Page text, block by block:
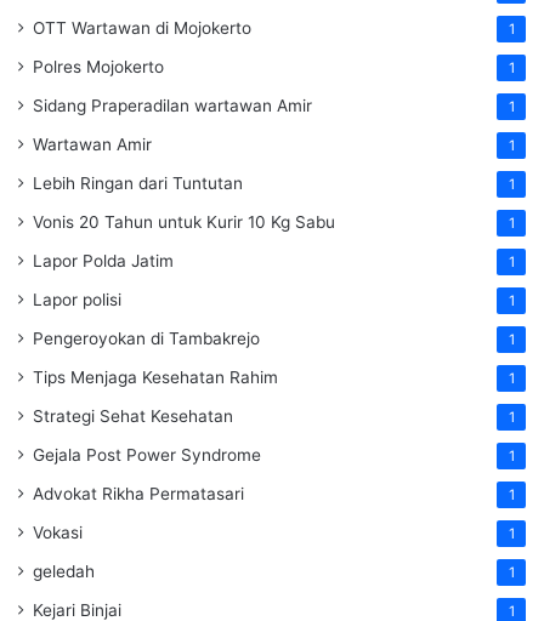
OTT Wartawan di Mojokerto 1
Polres Mojokerto 1
Sidang Praperadilan wartawan Amir 1
Wartawan Amir 1
Lebih Ringan dari Tuntutan 1
Vonis 20 Tahun untuk Kurir 10 Kg Sabu 1
Lapor Polda Jatim 1
Lapor polisi 1
Pengeroyokan di Tambakrejo 1
Tips Menjaga Kesehatan Rahim 1
Strategi Sehat Kesehatan 1
Gejala Post Power Syndrome 1
Advokat Rikha Permatasari 1
Vokasi 1
geledah 1
Kejari Binjai 1